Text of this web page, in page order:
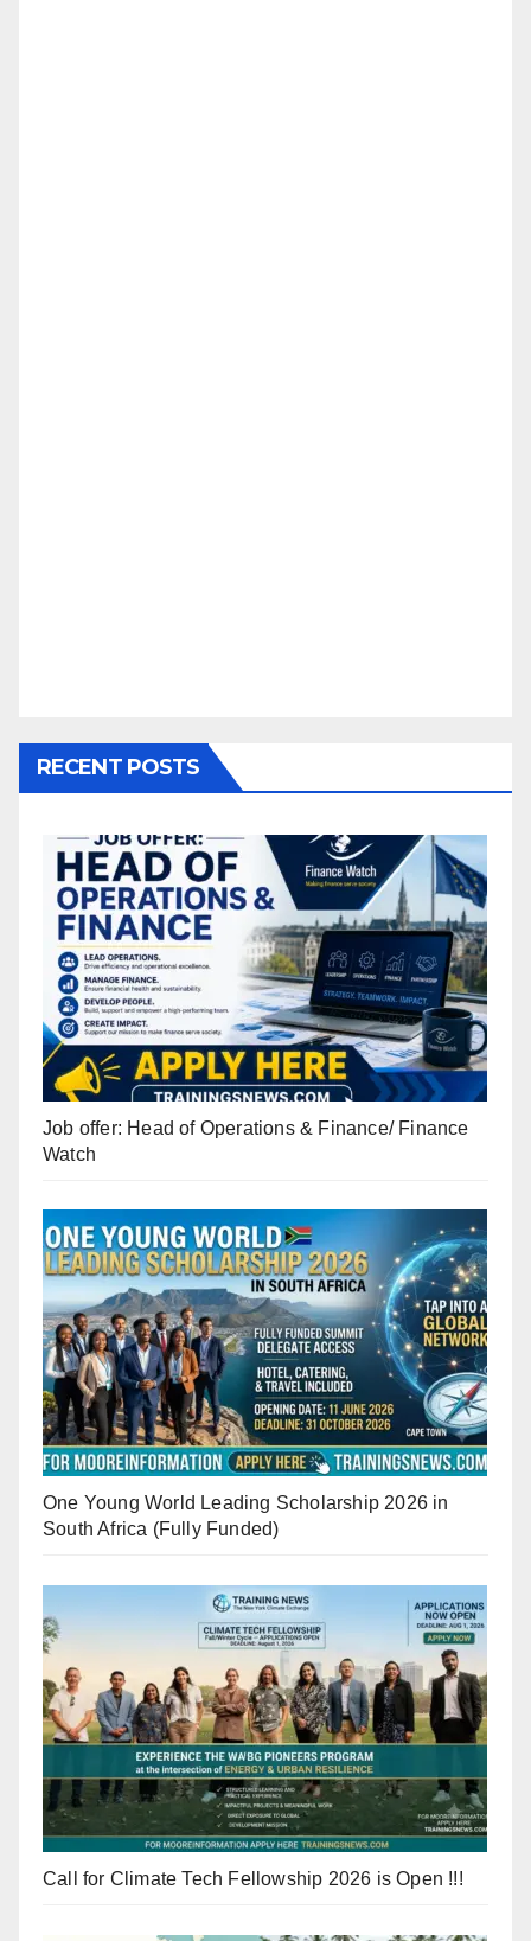
RECENT POSTS
Job offer: Head of Operations & Finance/ Finance
Watch
One Young World Leading Scholarship 2026 in
South Africa (Fully Funded)
Call for Climate Tech Fellowship 2026 is Open !!!